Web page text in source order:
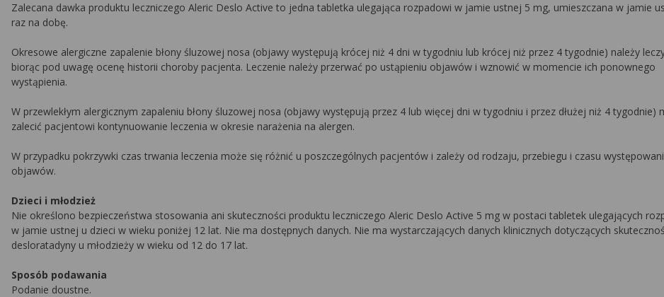
Zalecana dawka produktu leczniczego Aleric Deslo Active to jedna tabletka ulegająca rozpadowi w jamie ustnej 5 mg, umieszczana w jamie
raz na dobę.
Okresowe alergiczne zapalenie błony śluzowej nosa (objawy występują krócej niż 4 dni w tygodniu lub krócej niż przez 4 tygodnie) należy
biorąc pod uwagę ocenę historii choroby pacjenta. Leczenie należy przerwać po ustąpieniu objawów i wznowić w momencie ich ponownego
wystąpienia.
W przewlekłym alergicznym zapaleniu błony śluzowej nosa (objawy występują przez 4 lub więcej dni w tygodniu i przez dłużej niż 4 tygodnie)
zalecić pacjentowi kontynuowanie leczenia w okresie narażenia na alergen.
W przypadku pokrzywki czas trwania leczenia może się różnić u poszczególnych pacjentów i zależy od rodzaju, przebiegu i czasu
objawów.
Dzieci i młodzież
Nie określono bezpieczeństwa stosowania ani skuteczności produktu leczniczego Aleric Deslo Active 5 mg w postaci tabletek ulegających
w jamie ustnej u dzieci w wieku poniżej 12 lat. Nie ma dostępnych danych. Nie ma wystarczających danych klinicznych dotyczących
desloratadyny u młodzieży w wieku od 12 do 17 lat.
Sposób podawania
Podanie doustne.